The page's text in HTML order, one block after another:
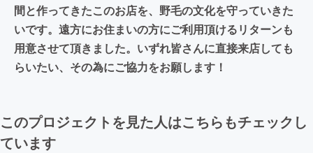
間と作ってきたこのお店を、野毛の文化を守っていきた
いです。遠方にお住まいの方にご利用頂けるリターンも
用意させて頂きました。いずれ皆さんに直接来店しても
らいたい、その為にご協力をお願します！
このプロジェクトを見た人はこちらもチェックし
ています